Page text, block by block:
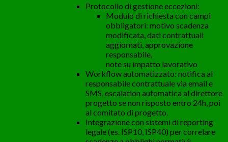
Protocollo di gestione eccezioni:
Modulo di richiesta con campi
obbligatori: motivo scadenza
modificata, dati contrattuali
aggiornati, approvazione
responsabile,
note su impatto lavorativo
Workflow automatizzato: notifica al
responsabile contrattuale via email e
SMS, escalation automatica al direttore
progetto se non risposto entro 24h, poi
al comitato di progetto.
Integrazione con sistemi di reporting
legale (es. ISP10, ISP40) per correlare